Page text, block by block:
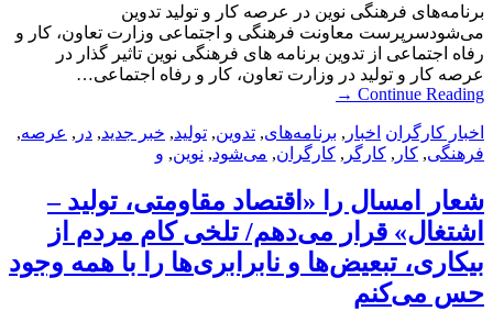
برنامه‌های فرهنگی نوین در عرصه کار و تولید تدوین
می‌شودسرپرست معاونت فرهنگی و اجتماعی وزارت تعاون، کار و
رفاه اجتماعی از تدوین برنامه های فرهنگی نوین تاثیر گذار در
عرصه کار و تولید در وزارت تعاون، کار و رفاه اجتماعی…
Continue Reading
→
اخبار کارگران اخبار , برنامه‌های, تدوین, تولید, خبر جدید, در , عرصه,
فرهنگی, کار , کارگر , کارگران, می‌شود, نوین, و
شعار امسال را «اقتصاد مقاومتی، تولید –
اشتغال» قرار می‌دهم/ تلخی کام مردم از
بیکاری، تبعیض‌ها و نابرابری‌ها را با همه‌ وجود
حس می‌کنم